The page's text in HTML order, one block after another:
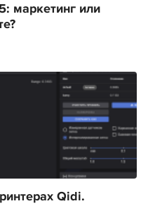
маркетинг или
Qidi.